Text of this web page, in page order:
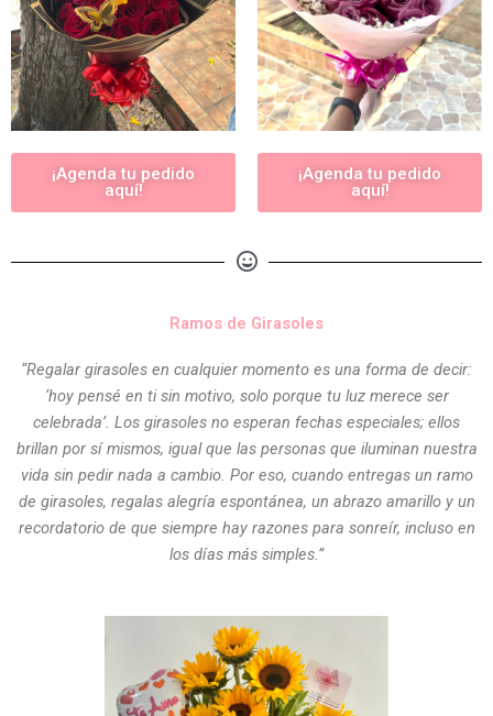
¡Agenda tu pedido
aquí!
¡Agenda tu pedido
aquí!
Ramos de Girasoles
“Regalar girasoles en cualquier momento es una forma de decir:
‘hoy pensé en ti sin motivo, solo porque tu luz merece ser
celebrada’. Los girasoles no esperan fechas especiales; ellos
brillan por sí mismos, igual que las personas que iluminan nuestra
vida sin pedir nada a cambio. Por eso, cuando entregas un ramo
de girasoles, regalas alegría espontánea, un abrazo amarillo y un
recordatorio de que siempre hay razones para sonreír, incluso en
los días más simples.”